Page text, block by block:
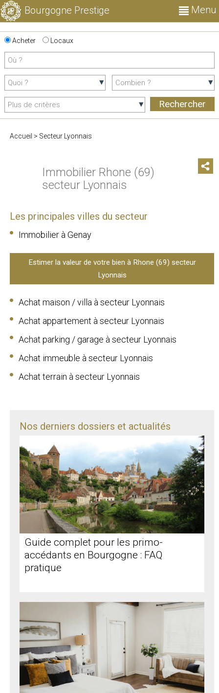
Bourgogne Prestige Menu
Acheter Locaux
Accueil > Secteur Lyonnais
Immobilier Rhone (69)
secteur Lyonnais
Les principales villes du secteur
Immobilier à Genay
Estimer la valeur de votre bien à Rhone (69) secteur
Lyonnais
Achat maison / villa à secteur Lyonnais
Achat appartement à secteur Lyonnais
Achat parking / garage à secteur Lyonnais
Achat immeuble à secteur Lyonnais
Achat terrain à secteur Lyonnais
Nos derniers dossiers et actualités
Guide complet pour les primo-
accédants en Bourgogne : FAQ
pratique